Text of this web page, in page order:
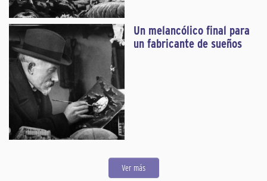
Un melancólico final para
un fabricante de sueños
Ver más